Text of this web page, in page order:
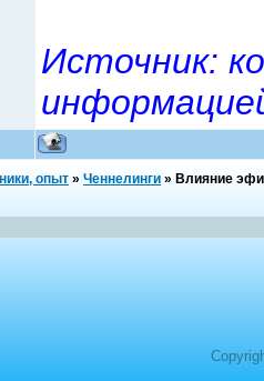
Источник:
опыт » Ченнелинги » Влияние